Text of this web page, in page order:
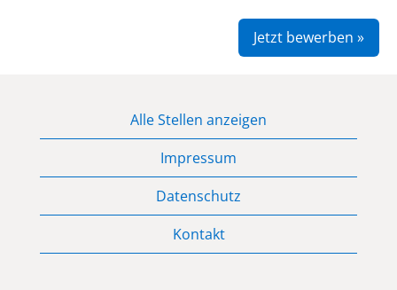
Jetzt bewerben »
Alle Stellen anzeigen
Impressum
Datenschutz
Kontakt